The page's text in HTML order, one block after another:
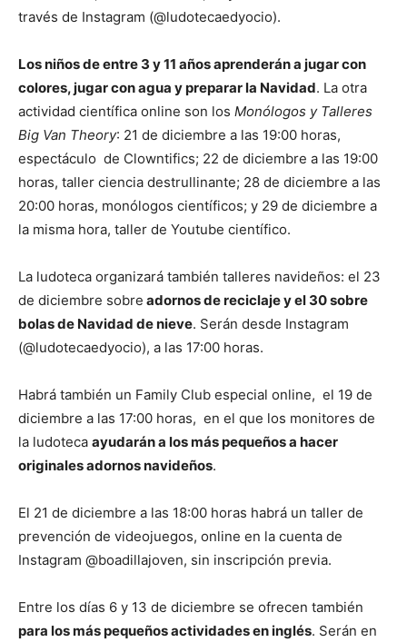
través de Instagram (@ludotecaedyocio).
Los niños de entre 3 y 11 años aprenderán a jugar con
colores, jugar con agua y preparar la Navidad. La otra
actividad científica online son los Monólogos y Talleres
Big Van Theory: 21 de diciembre a las 19:00 horas,
espectáculo de Clowntifics; 22 de diciembre a las 19:00
horas, taller ciencia destrullinante; 28 de diciembre a las
20:00 horas, monólogos científicos; y 29 de diciembre a
la misma hora, taller de Youtube científico.
La ludoteca organizará también talleres navideños: el 23
de diciembre sobre adornos de reciclaje y el 30 sobre
bolas de Navidad de nieve. Serán desde Instagram
(@ludotecaedyocio), a las 17:00 horas.
Habrá también un Family Club especial online, el 19 de
diciembre a las 17:00 horas, en el que los monitores de
la ludoteca ayudarán a los más pequeños a hacer
originales adornos navideños.
El 21 de diciembre a las 18:00 horas habrá un taller de
prevención de videojuegos, online en la cuenta de
Instagram @boadillajoven, sin inscripción previa.
Entre los días 6 y 13 de diciembre se ofrecen también
para los más pequeños actividades en inglés. Serán en